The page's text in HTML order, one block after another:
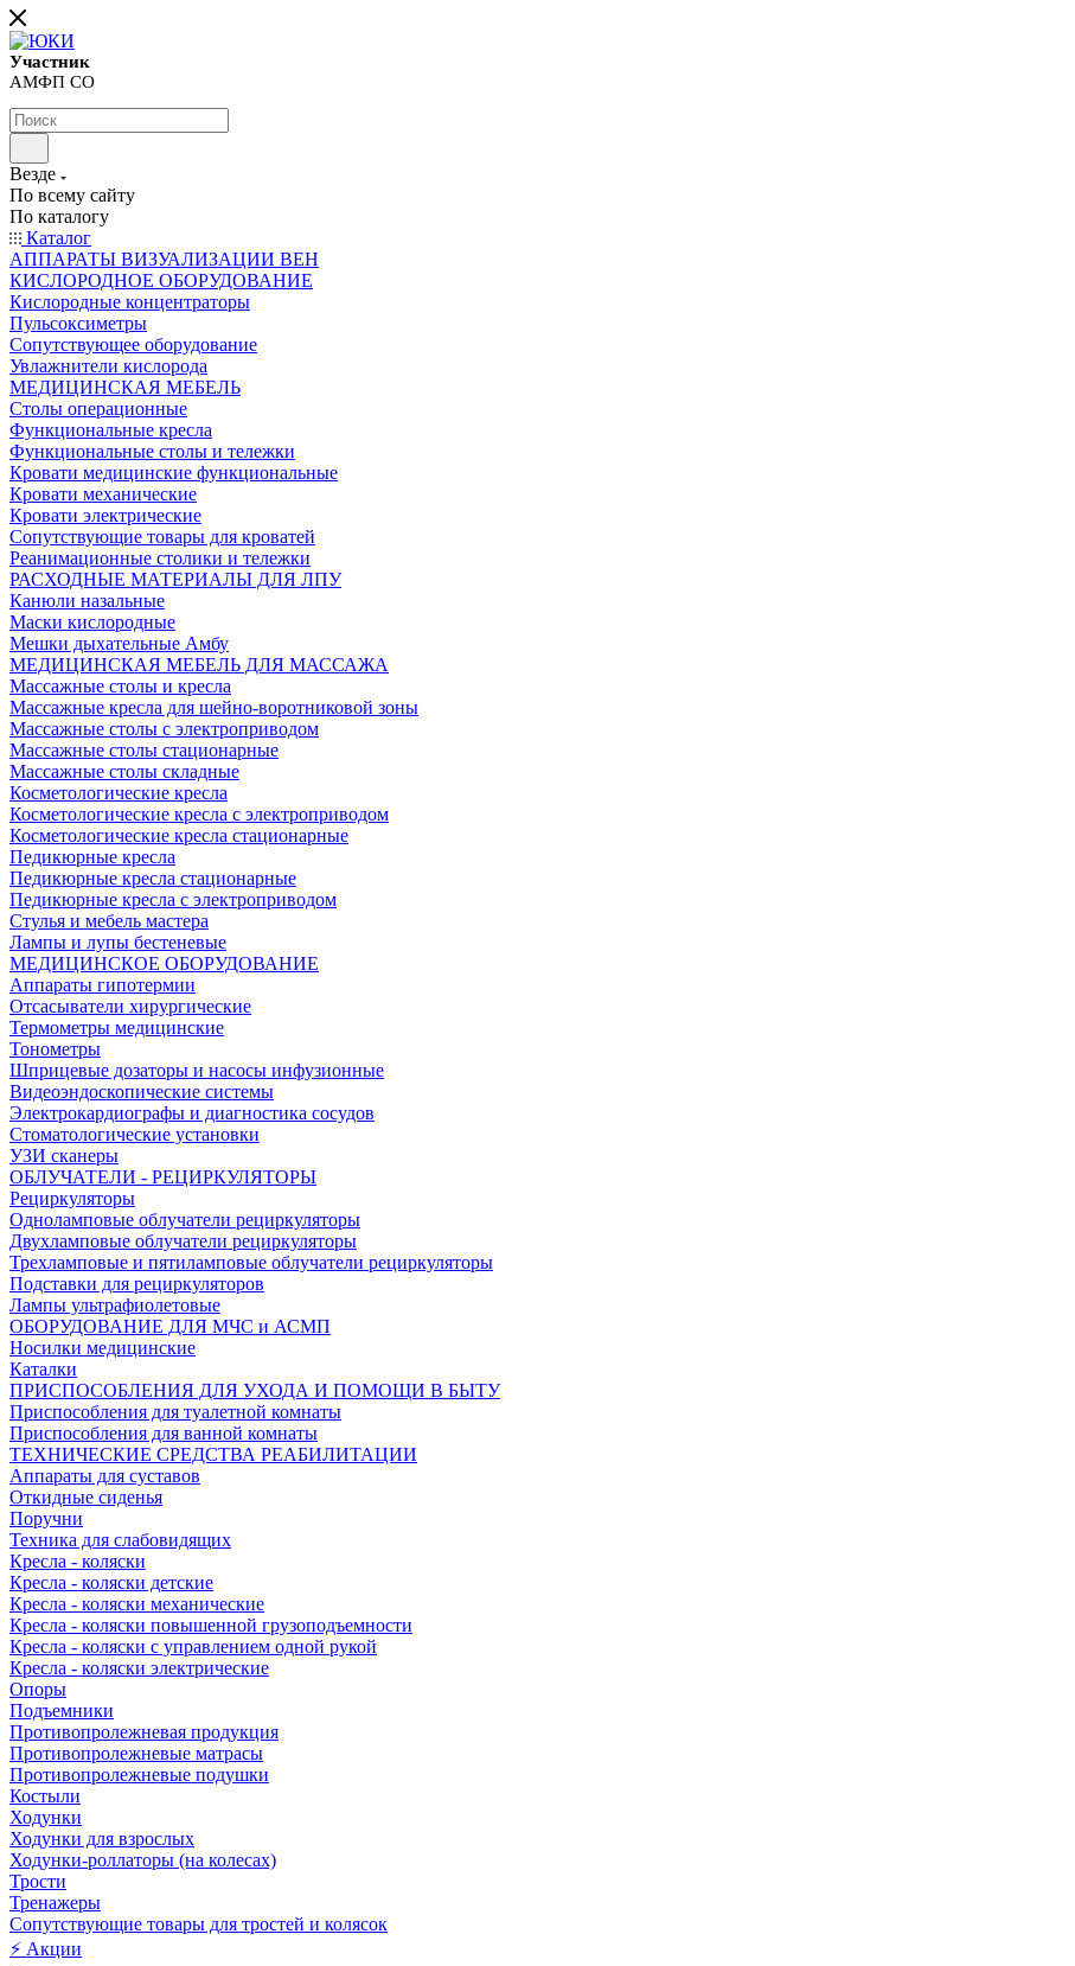
Участник
АМФП СО
Везде
По всему сайту
По каталогу
Каталог
АППАРАТЫ ВИЗУАЛИЗАЦИИ ВЕН
КИСЛОРОДНОЕ ОБОРУДОВАНИЕ
Кислородные концентраторы
Пульсоксиметры
Сопутствующее оборудование
Увлажнители кислорода
МЕДИЦИНСКАЯ МЕБЕЛЬ
Столы операционные
Функциональные кресла
Функциональные столы и тележки
Кровати медицинские функциональные
Кровати механические
Кровати электрические
Сопутствующие товары для кроватей
Реанимационные столики и тележки
РАСХОДНЫЕ МАТЕРИАЛЫ ДЛЯ ЛПУ
Канюли назальные
Маски кислородные
Мешки дыхательные Амбу
МЕДИЦИНСКАЯ МЕБЕЛЬ ДЛЯ МАССАЖА
Массажные столы и кресла
Массажные кресла для шейно-воротниковой зоны
Массажные столы с электроприводом
Массажные столы стационарные
Массажные столы складные
Косметологические кресла
Косметологические кресла с электроприводом
Косметологические кресла стационарные
Педикюрные кресла
Педикюрные кресла стационарные
Педикюрные кресла с электроприводом
Стулья и мебель мастера
Лампы и лупы бестеневые
МЕДИЦИНСКОЕ ОБОРУДОВАНИЕ
Аппараты гипотермии
Отсасыватели хирургические
Термометры медицинские
Тонометры
Шприцевые дозаторы и насосы инфузионные
Видеоэндоскопические системы
Электрокардиографы и диагностика сосудов
Стоматологические установки
УЗИ сканеры
ОБЛУЧАТЕЛИ - РЕЦИРКУЛЯТОРЫ
Рециркуляторы
Одноламповые облучатели рециркуляторы
Двухламповые облучатели рециркуляторы
Трехламповые и пятиламповые облучатели рециркуляторы
Подставки для рециркуляторов
Лампы ультрафиолетовые
ОБОРУДОВАНИЕ ДЛЯ МЧС и АСМП
Носилки медицинские
Каталки
ПРИСПОСОБЛЕНИЯ ДЛЯ УХОДА И ПОМОЩИ В БЫТУ
Приспособления для туалетной комнаты
Приспособления для ванной комнаты
ТЕХНИЧЕСКИЕ СРЕДСТВА РЕАБИЛИТАЦИИ
Аппараты для суставов
Откидные сиденья
Поручни
Техника для слабовидящих
Кресла - коляски
Кресла - коляски детские
Кресла - коляски механические
Кресла - коляски повышенной грузоподъемности
Кресла - коляски с управлением одной рукой
Кресла - коляски электрические
Опоры
Подъемники
Противопролежневая продукция
Противопролежневые матрасы
Противопролежневые подушки
Костыли
Ходунки
Ходунки для взрослых
Ходунки-роллаторы (на колесах)
Трости
Тренажеры
Сопутствующие товары для тростей и колясок
⚡ Акции